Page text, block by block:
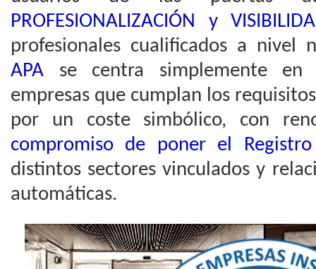
PROFESIONALIZACIÓN y
profesionales cualificados a nivel
APA se centra simplemente
empresas que cumplan los
por un coste simbólico, con
compromiso de poner el Registro
distintos sectores vinculados y
automáticas.